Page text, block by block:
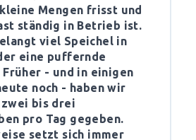
Mengen frisst und
ständig in Betrieb ist.
viel Speichel in
eine puffernde
- und in einigen
noch - haben wir
bis drei
pro Tag gegeben.
setzt sich immer